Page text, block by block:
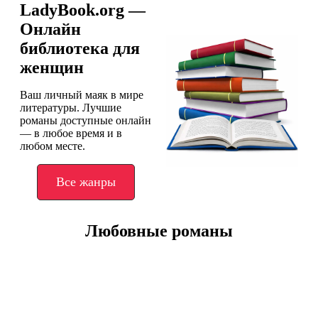
LadyBook.org —
Онлайн
библиотека для
женщин
Ваш личный маяк в мире
литературы. Лучшие
романы доступные онлайн
— в любое время и в
любом месте.
Все жанры
Любовные романы